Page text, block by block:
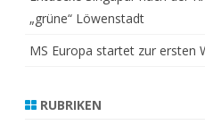
„grüne“ Löwenstadt
MS Europa startet zur ersten
RUBRIKEN